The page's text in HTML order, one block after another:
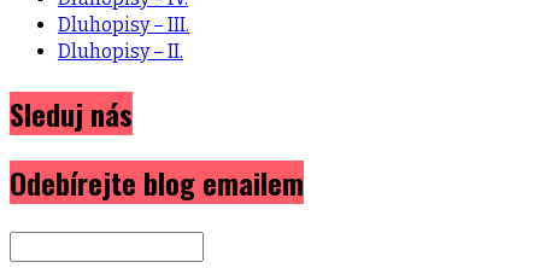
Dluhopisy – III.
Dluhopisy – II.
Sleduj nás
Odebírejte blog emailem